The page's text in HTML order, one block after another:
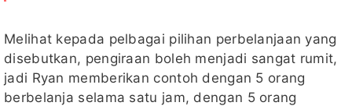
Melihat kepada pelbagai pilihan perbelanjaan yang
disebutkan, pengiraan boleh menjadi sangat rumit,
jadi Ryan memberikan contoh dengan 5 orang
berbelanja selama satu jam, dengan 5 orang